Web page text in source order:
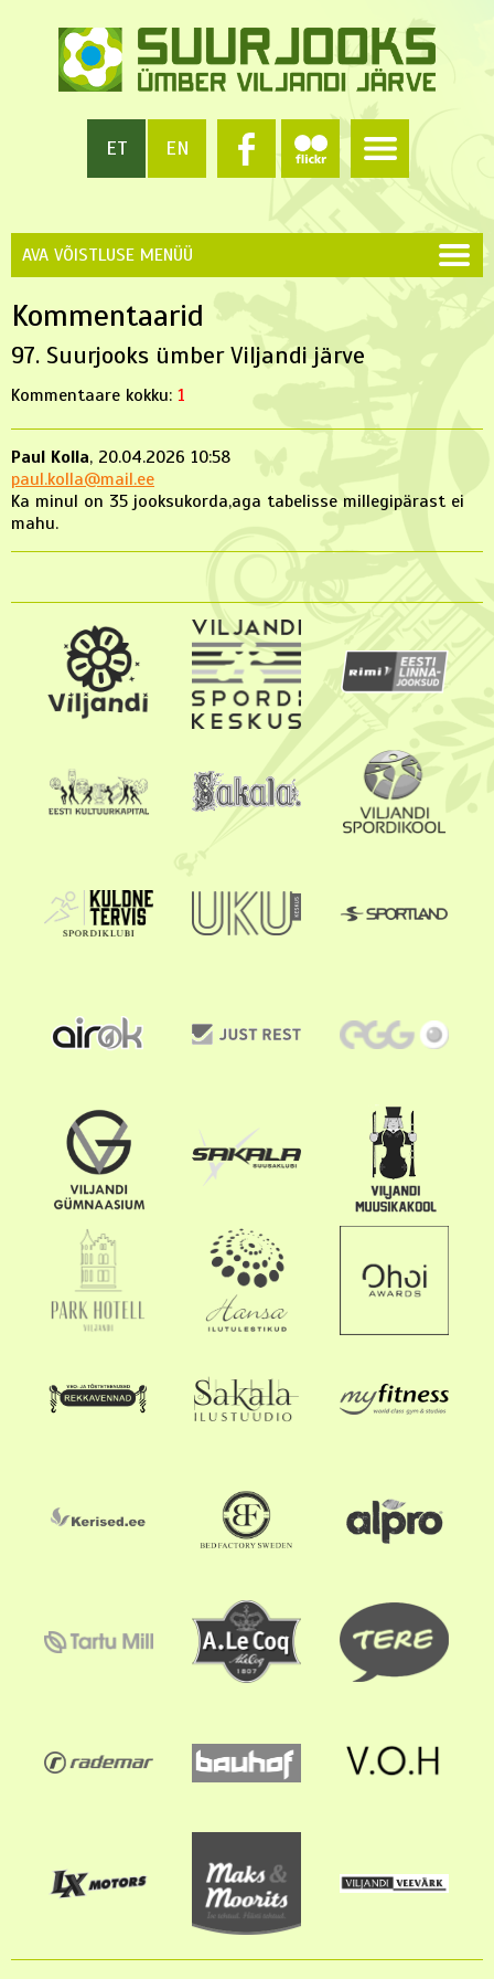
ET EN
AVA VÕISTLUSE MENÜÜ
Kommentaarid
97. Suurjooks ümber Viljandi järve
Kommentaare kokku: 1
Paul Kolla, 20.04.2026 10:58
paul.kolla@mail.ee
Ka minul on 35 jooksukorda,aga tabelisse millegipärast ei
mahu.